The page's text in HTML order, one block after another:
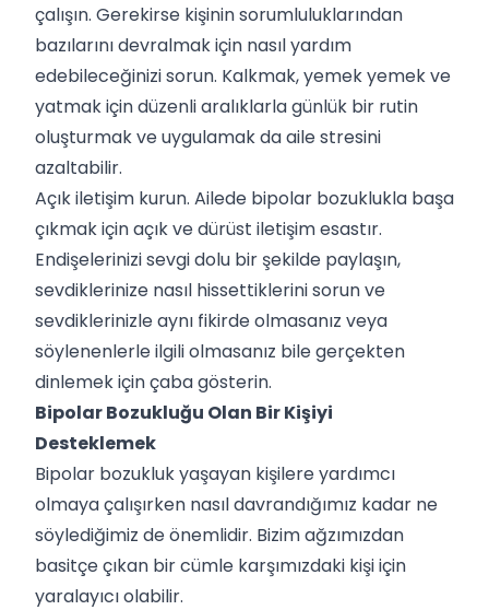
çalışın. Gerekirse kişinin sorumluluklarından
bazılarını devralmak için nasıl yardım
edebileceğinizi sorun. Kalkmak, yemek yemek ve
yatmak için düzenli aralıklarla günlük bir rutin
oluşturmak ve uygulamak da aile stresini
azaltabilir.
Açık iletişim kurun. Ailede bipolar bozuklukla başa
çıkmak için açık ve dürüst iletişim esastır.
Endişelerinizi sevgi dolu bir şekilde paylaşın,
sevdiklerinize nasıl hissettiklerini sorun ve
sevdiklerinizle aynı fikirde olmasanız veya
söylenenlerle ilgili olmasanız bile gerçekten
dinlemek için çaba gösterin.
Bipolar Bozukluğu Olan Bir Kişiyi
Desteklemek
Bipolar bozukluk yaşayan kişilere yardımcı
olmaya çalışırken nasıl davrandığımız kadar ne
söylediğimiz de önemlidir. Bizim ağzımızdan
basitçe çıkan bir cümle karşımızdaki kişi için
yaralayıcı olabilir.